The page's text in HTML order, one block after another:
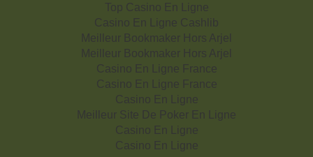
Top Casino En Ligne
Casino En Ligne Cashlib
Meilleur Bookmaker Hors Arjel
Meilleur Bookmaker Hors Arjel
Casino En Ligne France
Casino En Ligne France
Casino En Ligne
Meilleur Site De Poker En Ligne
Casino En Ligne
Casino En Ligne